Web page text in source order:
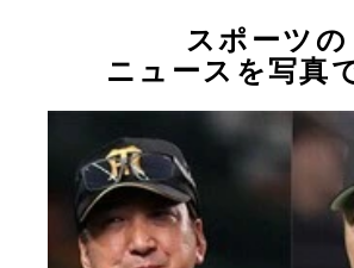
スポーツの
ニュースを写真